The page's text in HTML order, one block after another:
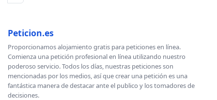
Peticion.es
Proporcionamos alojamiento gratis para peticiones en línea.
Comienza una petición profesional en línea utilizando nuestro
poderoso servicio. Todos los días, nuestras peticiones son
mencionadas por los medios, así que crear una petición es una
fantástica manera de destacar ante el publico y los tomadores de
decisiones.